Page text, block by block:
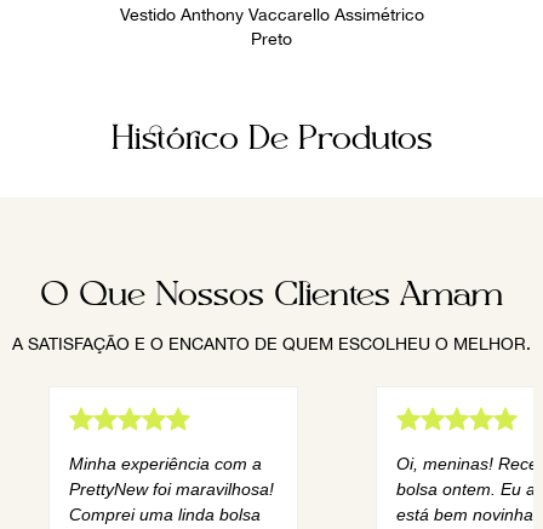
Vestido Anthony Vaccarello Assimétrico
Preto
Histórico De Produtos
O Que Nossos Clientes Amam
A SATISFAÇÃO E O ENCANTO DE QUEM ESCOLHEU O MELHOR.
Minha experiência com a
PrettyNew foi maravilhosa!
Comprei uma linda bolsa
Oi, meninas!
bolsa ontem. Eu
está bem novinha,